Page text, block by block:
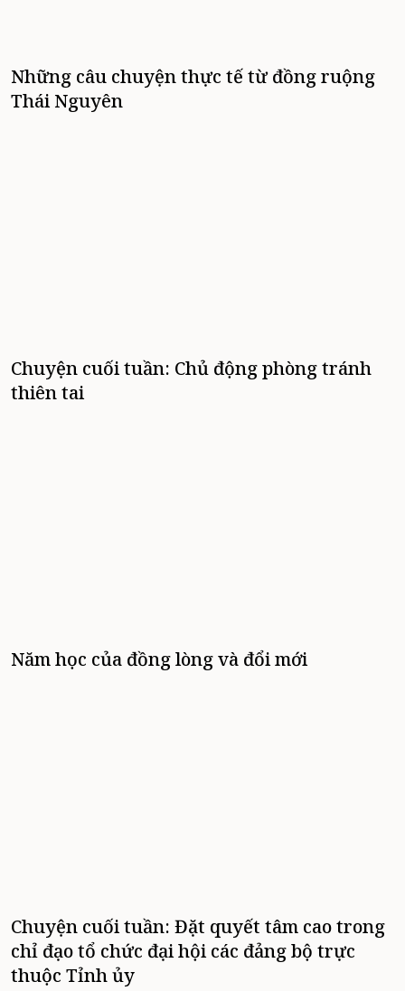
Những câu chuyện thực tế từ đồng ruộng
Thái Nguyên
Chuyện cuối tuần: Chủ động phòng tránh
thiên tai
Năm học của đồng lòng và đổi mới
Chuyện cuối tuần: Đặt quyết tâm cao trong
chỉ đạo tổ chức đại hội các đảng bộ trực
thuộc Tỉnh ủy